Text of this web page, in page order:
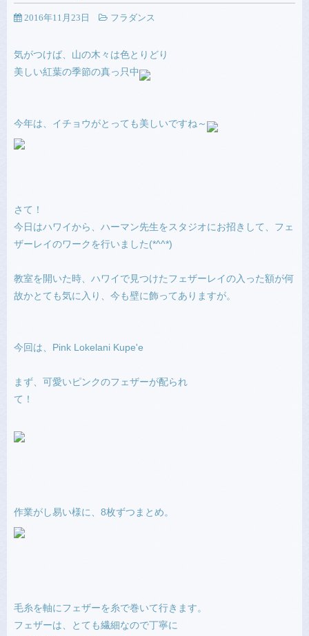
2016年11月23日 フラダンス
気がつけば、山の木々は色とりどり
美しい紅葉の季節の真っ只中
今年は、イチョウがとっても美しいですね～
さて！
今日はハワイから、ハーマン先生をスタジオにお招きして、フェ
ザーレイのワークを行いました(*^^*)
教室を開いた時、ハワイで見つけたフェザーレイの入った額が何
故かとても気に入り、今も壁に飾ってありますが。
今回は、Pink Lokelani Kupe'e
まず、可愛いピンクのフェザーが配られ
て！
作業がし易い様に、8枚ずつまとめ。
毛糸を軸にフェザーを糸で巻いて行きます。
フェザーは、とても繊細なので丁寧に